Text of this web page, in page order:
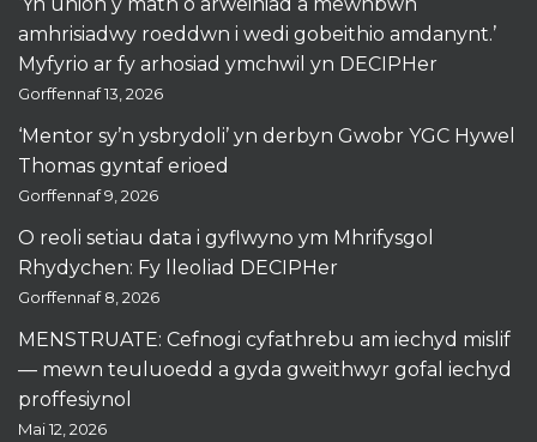
amhrisiadwy roeddwn i wedi gobeithio amdanynt.’
Myfyrio ar fy arhosiad ymchwil yn DECIPHer
Gorffennaf 13, 2026
‘Mentor sy’n ysbrydoli’ yn derbyn Gwobr YGC Hywel
Thomas gyntaf erioed
Gorffennaf 9, 2026
O reoli setiau data i gyflwyno ym Mhrifysgol
Rhydychen: Fy lleoliad DECIPHer
Gorffennaf 8, 2026
MENSTRUATE: Cefnogi cyfathrebu am iechyd mislif
— mewn teuluoedd a gyda gweithwyr gofal iechyd
proffesiynol
Mai 12, 2026